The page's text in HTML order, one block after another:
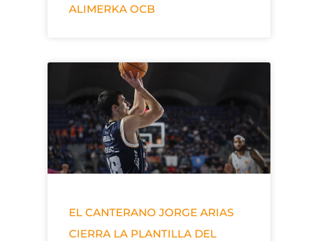
ALIMERKA OCB
EL CANTERANO JORGE ARIAS
CIERRA LA PLANTILLA DEL